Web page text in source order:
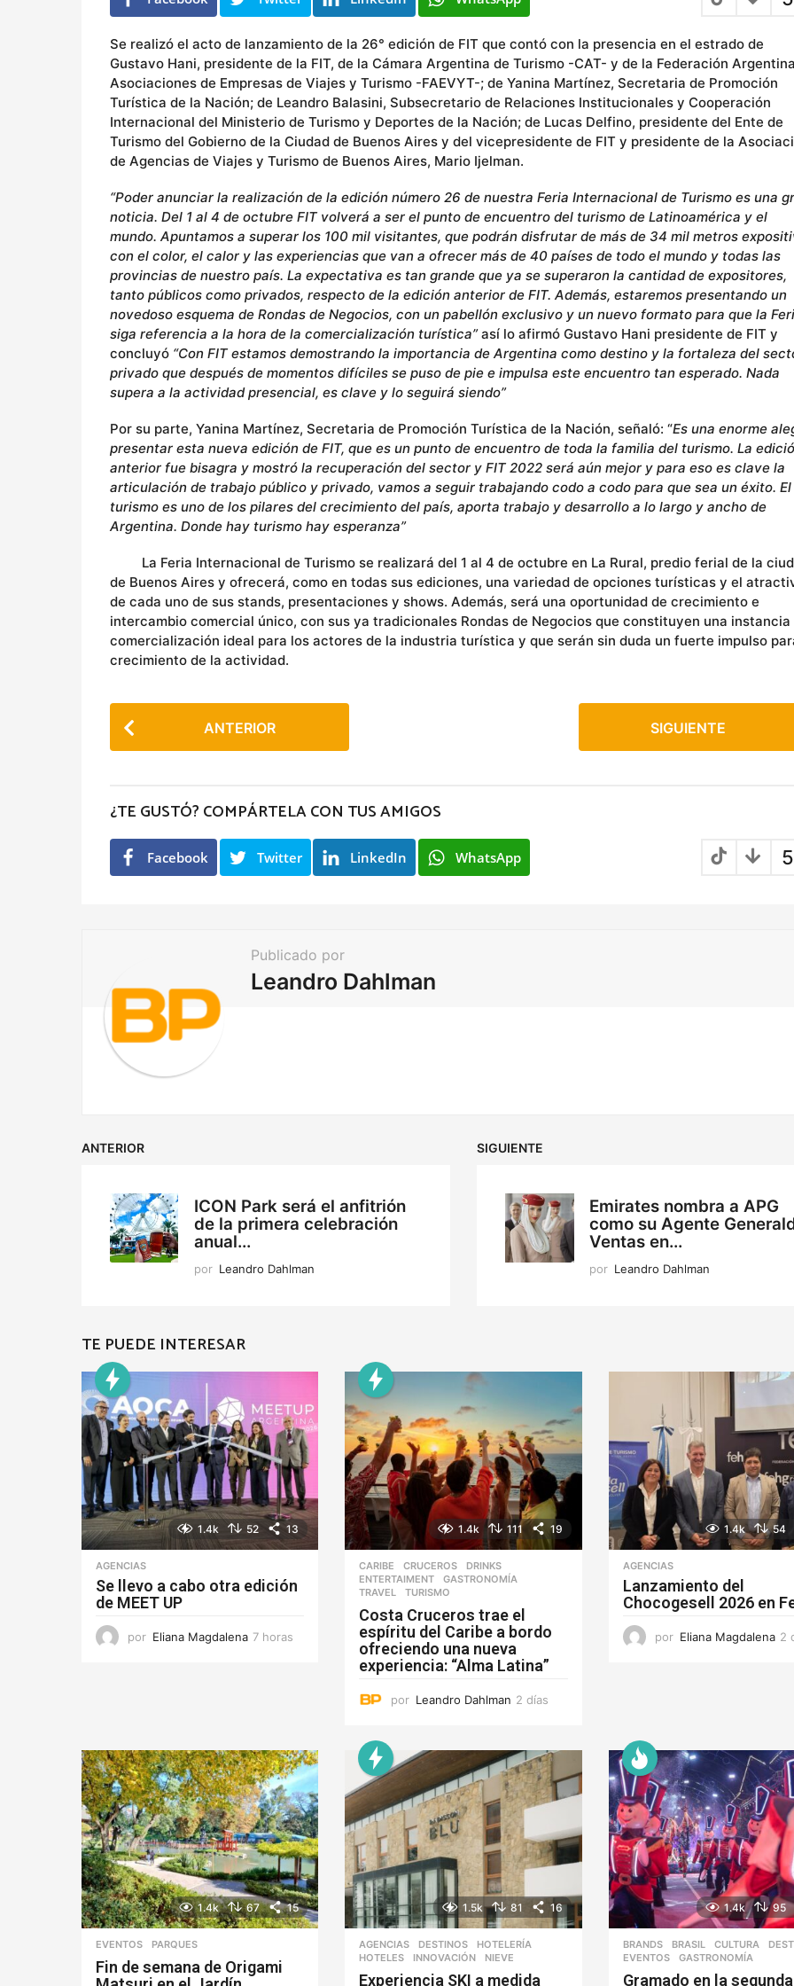
s
Se realizó el acto de lanzamiento de la 26° edición de FIT que contó con la presencia en el estrado de
Gustavo Hani, presidente de la FIT, de la Cámara Argentina de Turismo -CAT- y de la Federación
Asociaciones de Empresas de Viajes y Turismo -FAEVYT-; de Yanina Martínez, Secretaria de Promoción
Turística de la Nación; de Leandro Balasini, Subsecretario de Relaciones Institucionales y Cooperación
Internacional del Ministerio de Turismo y Deportes de la Nación; de Lucas Delfino, presidente del Ente de
Turismo del Gobierno de la Ciudad de Buenos Aires y del vicepresidente de FIT y presidente de la
de Agencias de Viajes y Turismo de Buenos Aires, Mario Ijelman.
“Poder anunciar la realización de la edición número 26 de nuestra Feria Internacional de Turismo es una
noticia. Del 1 al 4 de octubre FIT volverá a ser el punto de encuentro del turismo de Latinoamérica y el
mundo. Apuntamos a superar los 100 mil visitantes, que podrán disfrutar de más de 34 mil metros
con el color, el calor y las experiencias que van a ofrecer más de 40 países de todo el mundo y todas las
provincias de nuestro país. La expectativa es tan grande que ya se superaron la cantidad de expositores,
tanto públicos como privados, respecto de la edición anterior de FIT. Además, estaremos presentando un
novedoso esquema de Rondas de Negocios, con un pabellón exclusivo y un nuevo formato para que la
siga referencia a la hora de la comercialización turística”así lo afirmó Gustavo Hani presidente de FIT y
concluyó “Con FIT estamos demostrando la importancia de Argentina como destino y la fortaleza del
privado que después de momentos difíciles se puso de pie e impulsa este encuentro tan esperado. Nada
supera a la actividad presencial, es clave y lo seguirá siendo”
Por su parte, Yanina Martínez, Secretaria de Promoción Turística de la Nación, señaló: “Es una enorme
presentar esta nueva edición de FIT, que es un punto de encuentro de toda la familia del turismo. La
anterior fue bisagra y mostró la recuperación del sector y FIT 2022 será aún mejor y para eso es clave la
articulación de trabajo público y privado, vamos a seguir trabajando codo a codo para que sea un éxito. El
turismo es uno de los pilares del crecimiento del país, aporta trabajo y desarrollo a lo largo y ancho de
Argentina. Donde hay turismo hay esperanza”
La Feria Internacional de Turismo se realizará del 1 al 4 de octubre en La Rural, predio ferial de la
de Buenos Aires y ofrecerá, como en todas sus ediciones, una variedad de opciones turísticas y el
de cada uno de sus stands, presentaciones y shows. Además, será una oportunidad de crecimiento e
intercambio comercial único, con sus ya tradicionales Rondas de Negocios que constituyen una instancia
comercialización ideal para los actores de la industria turística y que serán sin duda un fuerte impulso
crecimiento de la actividad.
o
P
a
g
t
o
n
ANTERIOR SIGUIENTE
¿TE GUSTÓ? COMPÁRTELA CON TUS AMIGOS
Facebook Twitter LinkedIn WhatsApp
Publicado por
Leandro Dahlman
ANTERIOR
ICON Park será el anfitrión
de la primera celebración
anual...
por Leandro Dahlman
SIGUIENTE
Emirates nombra a APG
como su Agente
Ventas en...
por Leandro Dahlman
TE PUEDE INTERESAR
1.4k 52 13
AGENCIAS
Se llevo a cabo otra edición
de MEET UP
por Eliana Magdalena 7 horas
1.4k 111 19
CARIBE ,CRUCEROS ,DRINKS
ENTERTAIMENT
,GASTRONOMÍA
TRAVEL
,TURISMO
Costa Cruceros trae el
espíritu del Caribe a bordo
ofreciendo una nueva
experiencia: “Alma Latina”
por Leandro Dahlman 2 días
a
1.4k 54
AGENCIAS
Lanzamiento del
Chocogesell 2026 en
por Eliana Magdalena 2
1.4k 67 15
EVENTOS ,PARQUES
Fin de semana de Origami
1.5k 81 16
AGENCIAS ,DESTINOS ,HOTELERÍA
HOTELES
,INNOVACIÓN ,NIEVE
Experiencia SKI a medida
1.4k 95
BRANDS ,BRASIL ,CULTURA ,
EVENTOS
,GASTRONOMÍA
Gramado en la segunda